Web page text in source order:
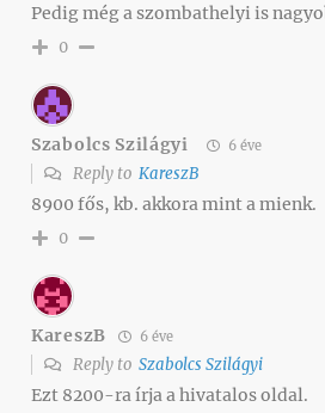
Pedig még a szombathelyi is
0
Szabolcs Szilágyi 6 éve
Reply to KareszB
8900 fős, kb. akkora mint a mienk.
0
KareszB 6 éve
Reply to Szabolcs Szilágyi
Ezt 8200-ra írja a hivatalos oldal.